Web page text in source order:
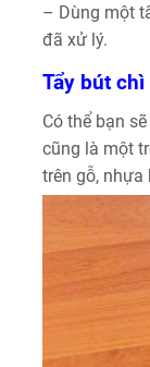
– Dùng một
đã xử lý.
Tẩy bút chì
Có thể bạn
cũng là một
trên gỗ, nhựa